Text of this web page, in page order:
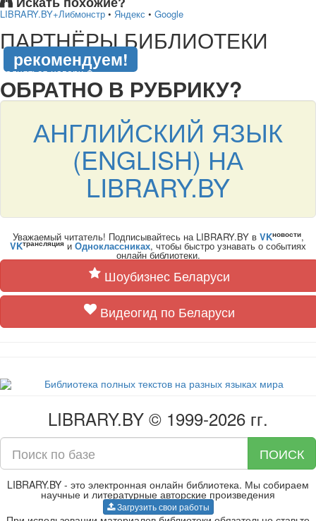
LIBRARY.BY+Либмонстр • Яндекс • Google
ПАРТНЁРЫ БИБЛИОТЕКИ
рекомендуем!
подняться наверх ↑
ОБРАТНО В РУБРИКУ?
АНГЛИЙСКИЙ ЯЗЫК
(ENGLISH) НА
LIBRARY.BY
Уважаемый читатель! Подписывайтесь на LIBRARY.BY в VKновости,
VKтрансляция и Одноклассниках, чтобы быстро узнавать о событиях
онлайн библиотеки.
Шоубизнес Беларуси
Видеогид по Беларуси
LIBRARY.BY © 1999-2026 гг.
ПОИСК
LIBRARY.BY - это электронная онлайн библиотека. Мы собираем
научные и литературные авторские произведения
Загрузить свои работы